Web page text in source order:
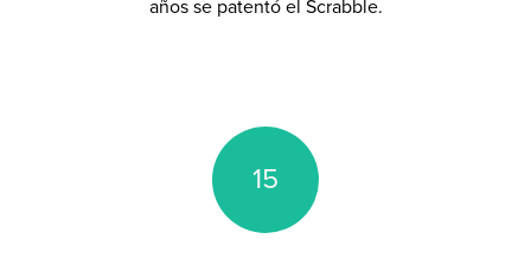
años se patentó el Scrabble.
15